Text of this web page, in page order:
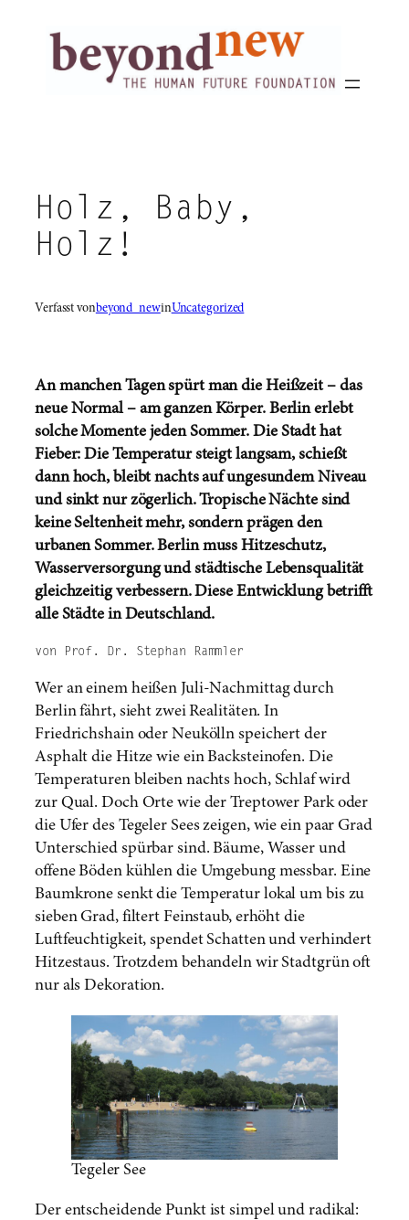
springen
Holz, Baby,
Holz!
Verfasst vonbeyond_newinUncategorized
An manchen Tagen spürt man die Heißzeit – das
neue Normal – am ganzen Körper. Berlin erlebt
solche Momente jeden Sommer. Die Stadt hat
Fieber: Die Temperatur steigt langsam, schießt
dann hoch, bleibt nachts auf ungesundem Niveau
und sinkt nur zögerlich. Tropische Nächte sind
keine Seltenheit mehr, sondern prägen den
urbanen Sommer. Berlin muss Hitzeschutz,
Wasserversorgung und städtische Lebensqualität
gleichzeitig verbessern. Diese Entwicklung betrifft
alle Städte in Deutschland.
von Prof. Dr. Stephan Rammler
Wer an einem heißen Juli-Nachmittag durch
Berlin fährt, sieht zwei Realitäten. In
Friedrichshain oder Neukölln speichert der
Asphalt die Hitze wie ein Backsteinofen. Die
Temperaturen bleiben nachts hoch, Schlaf wird
zur Qual. Doch Orte wie der Treptower Park oder
die Ufer des Tegeler Sees zeigen, wie ein paar Grad
Unterschied spürbar sind. Bäume, Wasser und
offene Böden kühlen die Umgebung messbar. Eine
Baumkrone senkt die Temperatur lokal um bis zu
sieben Grad, filtert Feinstaub, erhöht die
Luftfeuchtigkeit, spendet Schatten und verhindert
Hitzestaus. Trotzdem behandeln wir Stadtgrün oft
nur als Dekoration.
Tegeler See
Der entscheidende Punkt ist simpel und radikal: